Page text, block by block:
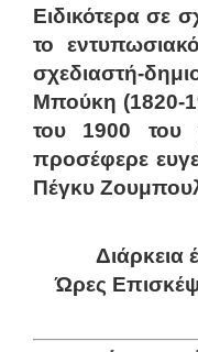
Ειδικότερα σε
το
σχεδιαστή-
Μπούκη (1820-
του 1900 του
προσέφερε
Πέγκυ
Διάρκεια
Ώρες